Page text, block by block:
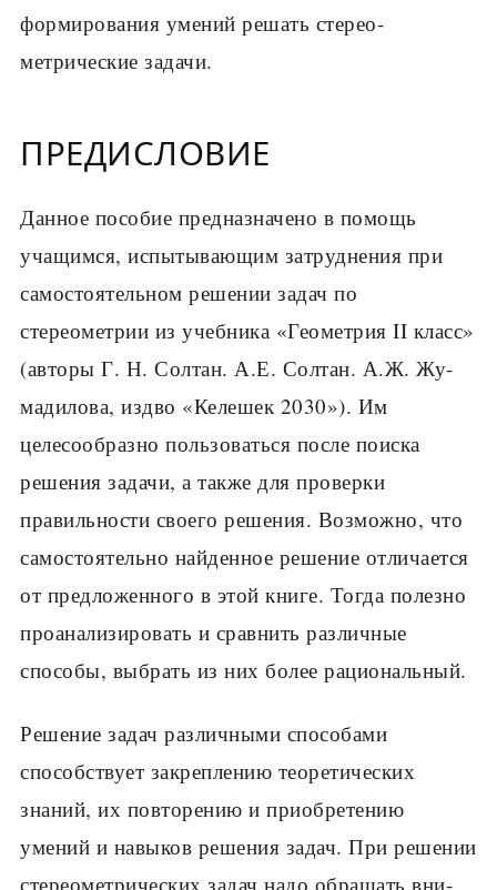
формирования умений решать стерео-
метрические задачи.
ПРЕДИСЛОВИЕ
Данное пособие предназначено в помощь
учащимся, испытывающим затруднения при
самостоятельном решении задач по
стереометрии из учеб­ника «Геометрия II класс»
(авторы Г. Н. Солтан. А.Е. Солтан. А.Ж. Жу-
мадилова, издво «Келешек 2030»). Им
целесообразно пользоваться после поиска
решения задачи, а также для проверки
правильности своего ре­шения. Возможно, что
самостоятельно найденное решение отличается
от предложенного в этой книге. Тогда полезно
проанализировать и сравнить различные
способы, выбрать из них более рациональный.
Решение задач различными способами
способствует закреплению те­оретических
знаний, их повторению и приобретению
умений и навыков решения задач. При решении
стереометрических задач надо обращать вни­